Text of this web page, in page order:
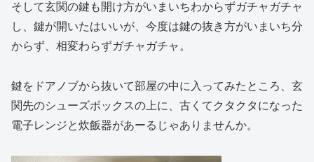
そして玄関の鍵も開け方がいまいちわからずガチャガチャ
し、鍵が開いたはいいが、今度は鍵の抜き方がいまいち分
からず、相変わらずガチャガチャ。
鍵をドアノブから抜いて部屋の中に入ってみたところ、玄
関先のシューズボックスの上に、古くてクタクタになった
電子レンジと炊飯器があーるじゃありませんか。